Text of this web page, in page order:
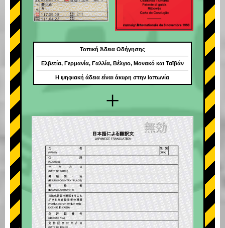
+
Τοπική Άδεια Οδήγησης
Ελβετία, Γερμανία, Γαλλία, Βέλγιο, Μονακό και Ταϊβάν
Η ψηφιακή άδεια είναι άκυρη στην Ιαπωνία